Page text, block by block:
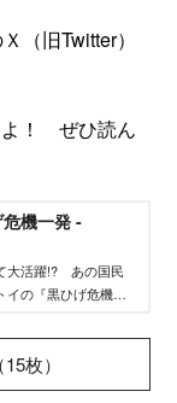
（旧Twitter）
よ！ ぜひ読ん
機一発 -
大活躍!? あの国民
の『黒ひげ危機一
枚）